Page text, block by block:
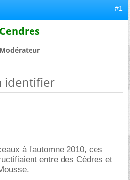
#1
Cendres
Modérateur
identifier
à l'automne 2010, ces
entre des Cèdres et